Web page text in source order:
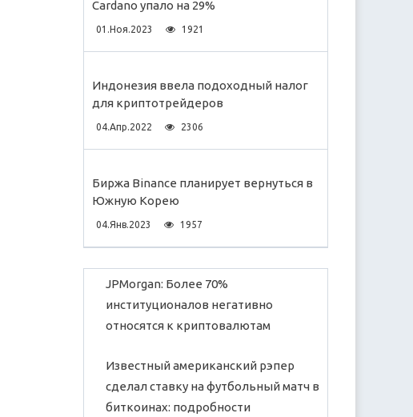
Cardano упало на 29%
01.Ноя.2023 1921
Индонезия ввела подоходный налог
для криптотрейдеров
04.Апр.2022 2306
Биржа Binance планирует вернуться в
Южную Корею
04.Янв.2023 1957
JPMorgan: Более 70%
институционалов негативно
относятся к криптовалютам
Известный американский рэпер
сделал ставку на футбольный матч в
биткоинах: подробности